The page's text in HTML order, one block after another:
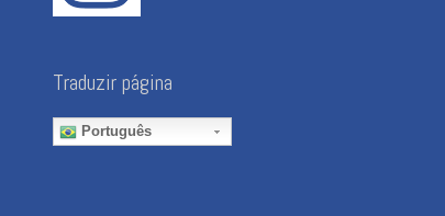
Traduzir página
Português